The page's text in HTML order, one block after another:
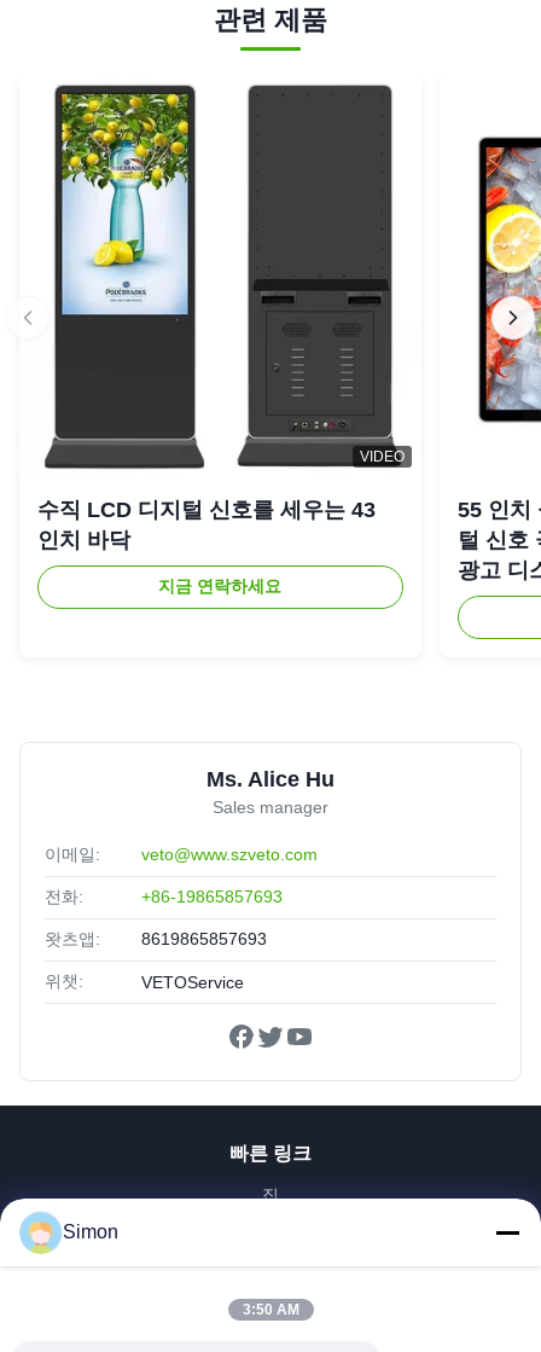
관련 제품
VIDEO
수직 LCD 디지털 신호를 세우는 43
인치 바닥
지금 연락하세요
55 인치
털 신호
광고 디
Ms. Alice Hu
Sales manager
이메일: veto@www.szveto.com
전화: +86-19865857693
왓츠앱: 8619865857693
위챗: VETOService
빠른 링크
집
비디오
우리 에 관한 것
Simon
3:50 AM